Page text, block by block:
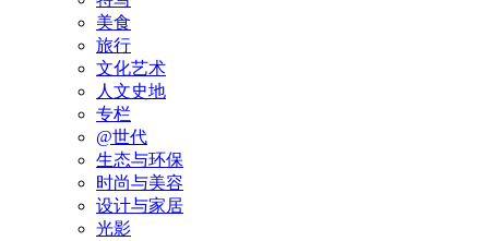
美食
旅行
文化艺术
人文史地
专栏
@世代
生态与环保
时尚与美容
设计与家居
光影